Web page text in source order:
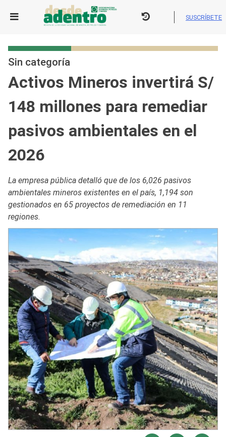
SUSCRÍBETE
Sin categoría
Activos Mineros invertirá S/
148 millones para remediar
pasivos ambientales en el
2026
La empresa pública detalló que de los 6,026 pasivos
ambientales mineros existentes en el país, 1,194 son
gestionados en 65 proyectos de remediación en 11
regiones.